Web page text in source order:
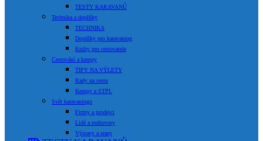
TESTY KARAVANŮ
Technika a doplňky
TECHNIKA
Doplňky pro karavaning
Knihy pro cestovatele
Cestování a kempy
TIPY NA VÝLETY
Rady na cestu
Kempy a STPL
Svět karavaningu
Firmy a prodejci
Lidé a rozhovory
Výstavy a srazy